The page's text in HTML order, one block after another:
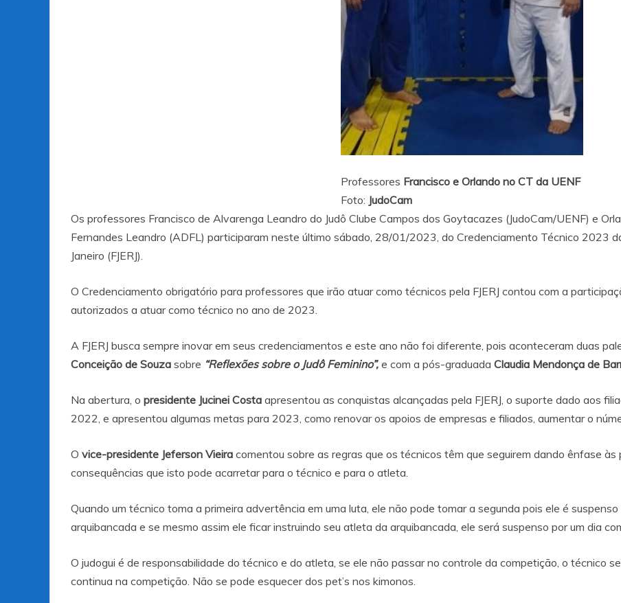
Professores Francisco e Orlando no CT da UENF
Foto: JudoCam
Os professores Francisco de Alvarenga Leandro do Judô Clube Campos dos Goytacazes (JudoCam/UENF) e
Fernandes Leandro (ADFL) participaram neste último sábado, 28/01/2023, do Credenciamento Técnico 2023
Janeiro (FJERJ).
O Credenciamento obrigatório para professores que irão atuar como técnicos pela FJERJ contou com a
autorizados a atuar como técnico no ano de 2023.
A FJERJ busca sempre inovar em seus credenciamentos e este ano não foi diferente, pois aconteceram duas
Conceição de Souza sobre “Reflexões sobre o Judô Feminino”, e com a pós-graduada Claudia Mendonça de
Na abertura, o presidente Jucinei Costa apresentou as conquistas alcançadas pela FJERJ, o suporte dado aos
2022, e apresentou algumas metas para 2023, como renovar os apoios de empresas e filiados, aumentar o
O vice-presidente Jeferson Vieira comentou sobre as regras que os técnicos têm que seguirem dando ênfase
consequências que isto pode acarretar para o técnico e para o atleta.
Quando um técnico toma a primeira advertência em uma luta, ele não pode tomar a segunda pois ele é
arquibancada e se mesmo assim ele ficar instruindo seu atleta da arquibancada, ele será suspenso por um dia
O judogui é de responsabilidade do técnico e do atleta, se ele não passar no controle da competição, o técnico
continua na competição. Não se pode esquecer dos pet’s nos kimonos.